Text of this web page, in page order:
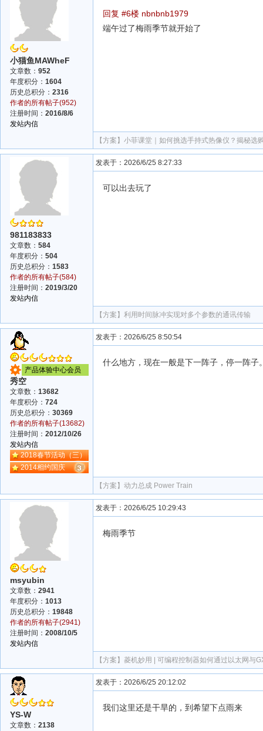
小猫鱼MAWheF
文章数： 952
年度积分： 1604
历史总积分： 2316
作者的所有帖子(952)
注册时间： 2016/8/6
发站内信
回复 #6楼 nbnbnb1979
端午过了梅雨季节就开始了
【方案】 小菲课堂｜如何挑选手持式热像仪？揭秘选
981183833
文章数： 584
年度积分： 504
历史总积分： 1583
作者的所有帖子(584)
注册时间： 2019/3/20
发站内信
发表于：2026/6/25 8:27:33
可以出去玩了
【方案】 利用时间脉冲实现对多个参数的通讯传输
产品体验中心会员
秀空
文章数： 13682
年度积分： 724
历史总积分： 30369
作者的所有帖子(13682)
注册时间： 2012/10/26
发站内信
2018春节活动（三）
2014相约国庆
发表于：2026/6/25 8:50:54
什么地方，现在一般是下一阵子，停一阵子
【方案】 动力总成 Power Train
msyubin
文章数： 2941
年度积分： 1013
历史总积分： 19848
作者的所有帖子(2941)
注册时间： 2008/10/5
发站内信
发表于：2026/6/25 10:29:43
梅雨季节
【方案】 菱机妙用 | 可编程控制器如何通过以太网与
YS-W
文章数： 2138
发表于：2026/6/25 20:12:02
我们这里还是干旱的，到希望下点雨来